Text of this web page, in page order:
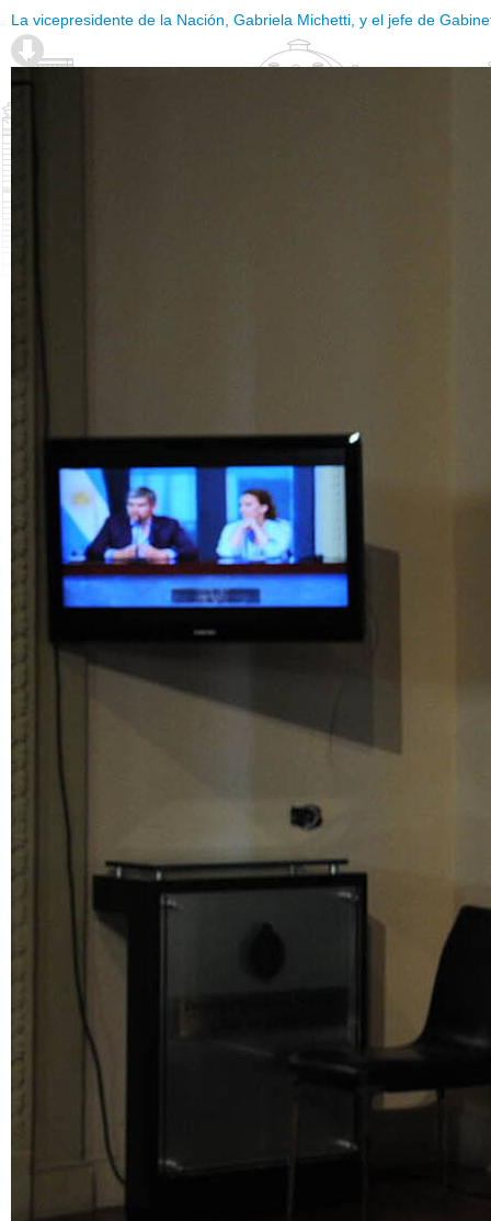
La vicepresidente de la Nación, Gabriela Michetti, y el jefe de